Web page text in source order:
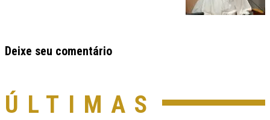
Deixe seu comentário
ÚLTIMAS